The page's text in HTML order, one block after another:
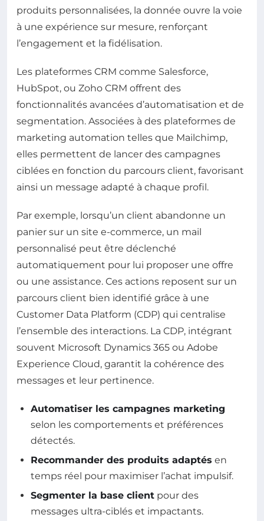
produits personnalisées, la donnée ouvre la voie
à une expérience sur mesure, renforçant
l’engagement et la fidélisation.
Les plateformes CRM comme Salesforce,
HubSpot, ou Zoho CRM offrent des
fonctionnalités avancées d’automatisation et de
segmentation. Associées à des plateformes de
marketing automation telles que Mailchimp,
elles permettent de lancer des campagnes
ciblées en fonction du parcours client, favorisant
ainsi un message adapté à chaque profil.
Par exemple, lorsqu’un client abandonne un
panier sur un site e-commerce, un mail
personnalisé peut être déclenché
automatiquement pour lui proposer une offre
ou une assistance. Ces actions reposent sur un
parcours client bien identifié grâce à une
Customer Data Platform (CDP) qui centralise
l’ensemble des interactions. La CDP, intégrant
souvent Microsoft Dynamics 365 ou Adobe
Experience Cloud, garantit la cohérence des
messages et leur pertinence.
Automatiser les campagnes marketing
selon les comportements et préférences
détectés.
Recommander des produits adaptés en
temps réel pour maximiser l’achat impulsif.
Segmenter la base client pour des
messages ultra-ciblés et impactants.